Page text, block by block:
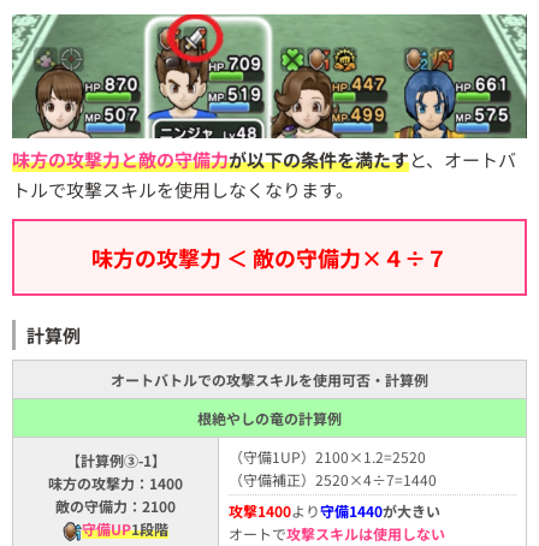
味方の攻撃力と敵の守備力が以下の条件を満たすと、オートバ
トルで攻撃スキルを使用しなくなります。
味方の攻撃力 ＜ 敵の守備力×４÷７
計算例
オートバトルでの攻撃スキルを使用可否・計算例
根絶やしの竜の計算例
【計算例③-1】
味方の攻撃力：1400
敵の守備力：2100
守備UP1段階
（守備1UP）2100×1.2=2520
（守備補正）2520×4÷7=1440
攻撃1400より守備1440が大きい
オートで攻撃スキルは使用しない